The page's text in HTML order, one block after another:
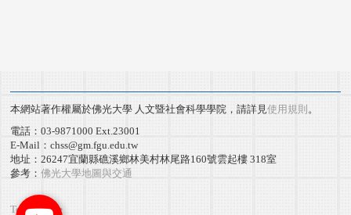
本網站著作權屬於佛光大學 人文暨社會科學學院，請詳見使用規則 。
電話：03-9871000 Ext.23001
E-Mail：chss@gm.fgu.edu.tw
地址：26247宜蘭縣礁溪鄉林美村林尾路160號雲起樓 318室
參考： 佛光大學地圖與交通
Terms of use